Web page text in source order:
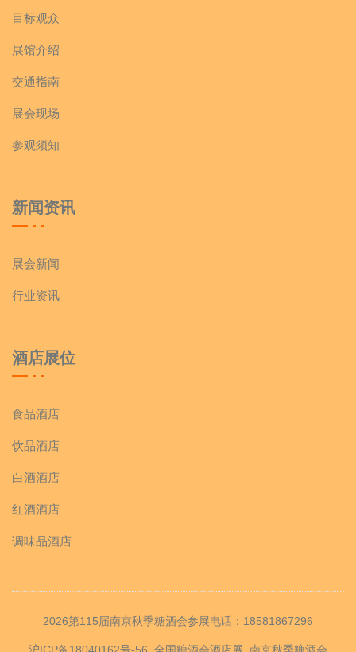
目标观众
展馆介绍
交通指南
展会现场
参观须知
新闻资讯
展会新闻
行业资讯
酒店展位
食品酒店
饮品酒店
白酒酒店
红酒酒店
调味品酒店
2026第115届南京秋季糖酒会参展电话：18581867296